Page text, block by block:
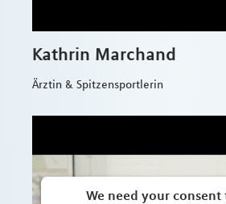
Kathrin Marchand
Ärztin & Spitzensportlerin
We need your